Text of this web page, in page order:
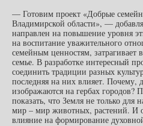
— Готовим проект «Добрые
Владимирской области», —
направлен на повышение уровня
на воспитание уважительного
семейным ценностям,
семье. В разработке интересный
соединить традиции разных
последняя на них влияет. Почему,
изображаются на гербах городов?
показать, что Земля не только для
мир – мир животных, растений. И
влияние на формирование